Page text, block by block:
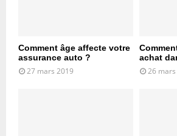
Comment âge affecte votre
assurance auto ?
27 mars 2019
achat
26